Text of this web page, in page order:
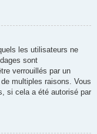
les utilisateurs ne
sont
verrouillés par un
multiples raisons. Vous
si cela a été autorisé par